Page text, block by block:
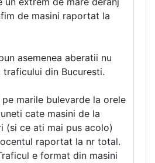
de masini raportat la
asemenea aberatii nu
traficului din Bucuresti.
marile bulevarde la orele
cate masini de la
(si ce ati mai pus acolo)
raportat la nr total.
e format din masini